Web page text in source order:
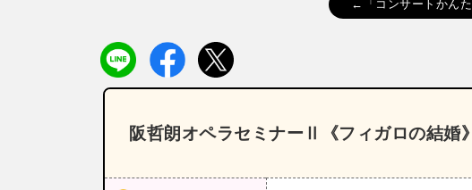
←「コンサートかん
阪哲朗オペラセミナーⅡ《フィガロの結婚》